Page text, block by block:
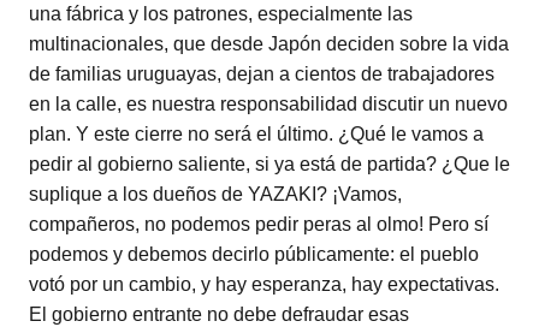
una fábrica y los patrones, especialmente las
multinacionales, que desde Japón deciden sobre la vida
de familias uruguayas, dejan a cientos de trabajadores
en la calle, es nuestra responsabilidad discutir un nuevo
plan. Y este cierre no será el último. ¿Qué le vamos a
pedir al gobierno saliente, si ya está de partida? ¿Que le
suplique a los dueños de YAZAKI? ¡Vamos,
compañeros, no podemos pedir peras al olmo! Pero sí
podemos y debemos decirlo públicamente: el pueblo
votó por un cambio, y hay esperanza, hay expectativas.
El gobierno entrante no debe defraudar esas